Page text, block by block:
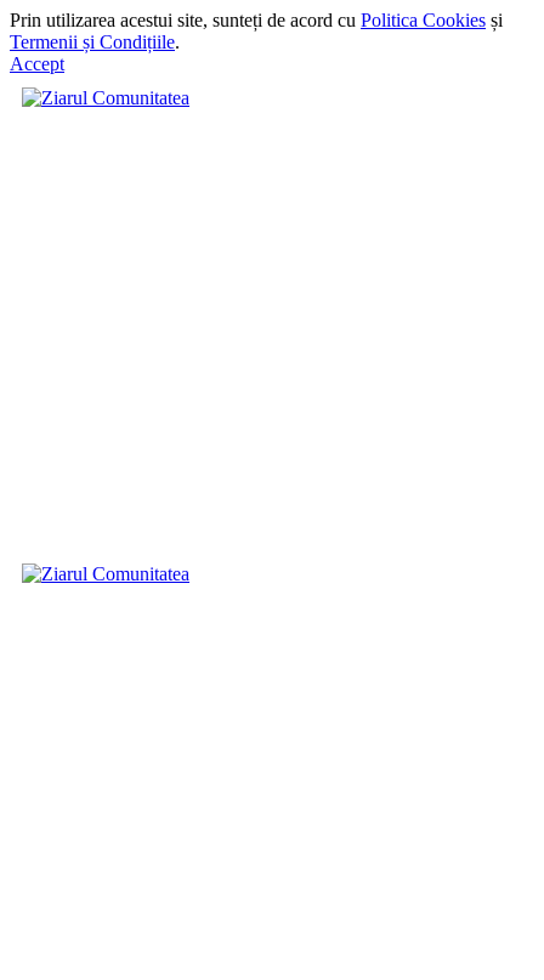
Prin utilizarea acestui site, sunteți de acord cu Politica Cookies și
Termenii și Condițiile.
Accept